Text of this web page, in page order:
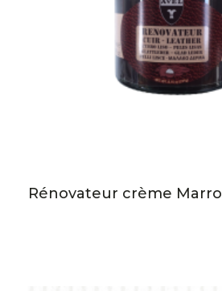
Rénovateur crème